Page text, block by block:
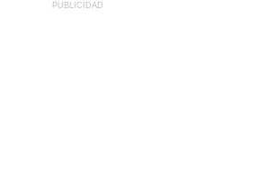
PUBLICIDAD